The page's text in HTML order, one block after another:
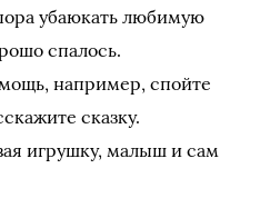
убаюкать любимую
спалось.
например, спойте
сказку.
игрушку, малыш и сам